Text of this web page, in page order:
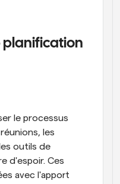
planification
le processus
les
outils de
d'espoir. Ces
avec l'apport